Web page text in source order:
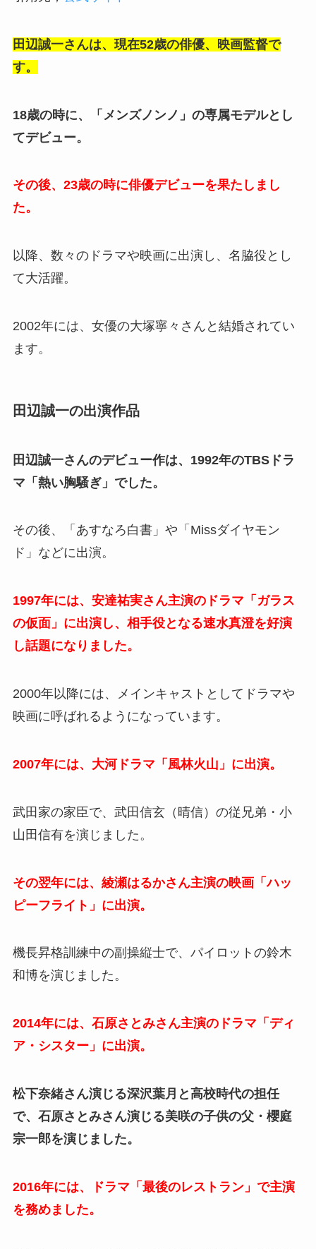
田辺誠一さんは、現在52歳の俳優、映画監督で
す。
18歳の時に、「メンズノンノ」の専属モデルとし
てデビュー。
その後、23歳の時に俳優デビューを果たしまし
た。
以降、数々のドラマや映画に出演し、名脇役とし
て大活躍。
2002年には、女優の大塚寧々さんと結婚されてい
ます。
田辺誠一の出演作品
田辺誠一さんのデビュー作は、1992年のTBSドラ
マ「熱い胸騒ぎ」でした。
その後、「あすなろ白書」や「Missダイヤモン
ド」などに出演。
1997年には、安達祐実さん主演のドラマ「ガラス
の仮面」に出演し、相手役となる速水真澄を好演
し話題になりました。
2000年以降には、メインキャストとしてドラマや
映画に呼ばれるようになっています。
2007年には、大河ドラマ「風林火山」に出演。
武田家の家臣で、武田信玄（晴信）の従兄弟・小
山田信有を演じました。
その翌年には、綾瀬はるかさん主演の映画「ハッ
ピーフライト」に出演。
機長昇格訓練中の副操縦士で、 パイロットの鈴木
和博を演じました。
2014年には、石原さとみさん主演のドラマ「ディ
ア・シスター」に出演。
松下奈緒さん演じる深沢葉月と高校時代の担任
で、石原さとみさん演じる美咲の子供の父・櫻庭
宗一郎を演じました。
2016年には、ドラマ「最後のレストラン」で主演
を務めました。